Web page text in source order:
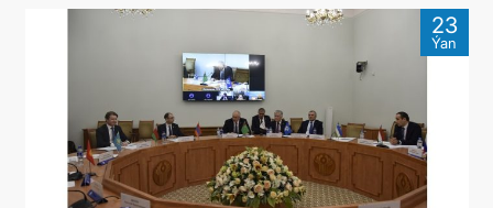
ОБ ОРГАНИЗАЦИИ
BILDIRIŞLER
23
Ýan